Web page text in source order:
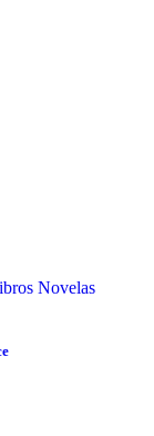
Novelas